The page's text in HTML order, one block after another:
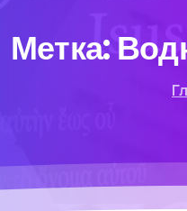
Метка: